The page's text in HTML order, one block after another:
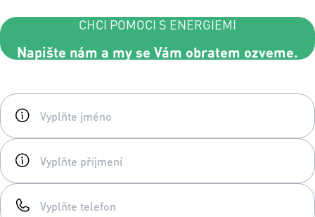
CHCI POMOCI S ENERGIEMI
Napište nám a my se Vám obratem ozveme.